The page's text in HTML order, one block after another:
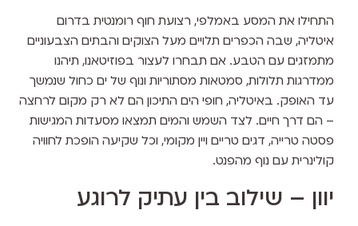
התחילו את המסע באמלפי, רצועת חוף רומנטית בדרום
איטליה, שבה הכפרים תלויים מעל הצוקים והבתים הצבעוניים
מתמזגים עם הטבע. אם תבחרו לעצור בפוזיטאנו, תיהנו
ממדרגות תלולות, סמטאות מסתוריות ונוף של ים כחול שנמשך
עד האופק. באיטליה, חופי הים התיכון הם לא רק מקום לרחצה
– הם דרך חיים. לצד השמש והמים תמצאו מסעדות המגישות
פסטה טרייה, דגים טריים ויין מקומי, וכל שקיעה הופכת לחוויה
קולינרית עם נוף מהפנט.
יוון – שילוב בין עתיק לרוגע